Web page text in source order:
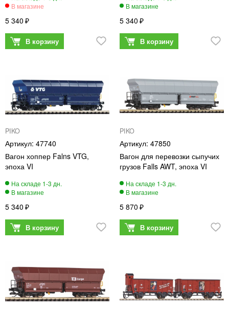
5 340 5 340
PIKO
47740
Вагон хоппер Falns VTG,
эпоха VI
5 340
PIKO
47850
Вагон для перевозки сыпучих
грузов Falls AWT, эпоха VI
5 870